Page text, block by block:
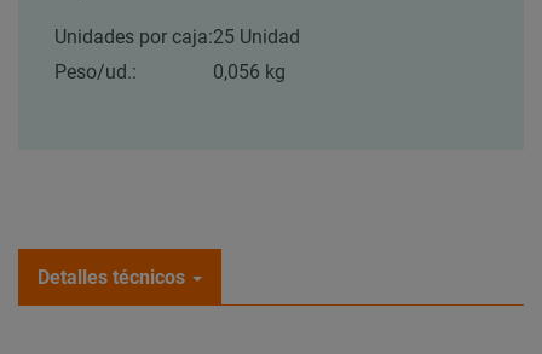
Unidades por caja:25 Unidad
Peso/ud.:
0,056 kg
Detalles técnicos